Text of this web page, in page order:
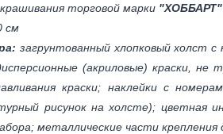
торговой марки "ХОББАРТ"
см
загрунтованный хлопковый холст
(акриловые) краски,
краски; наклейки с
рисунок на холсте); цветная
металлические части